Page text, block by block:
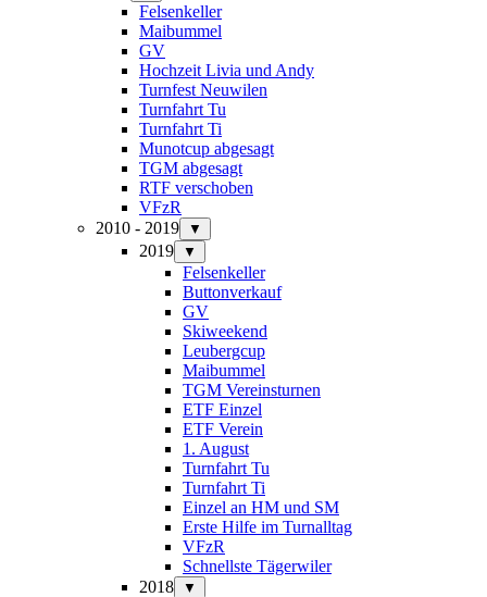
Felsenkeller
Maibummel
GV
Hochzeit Livia und Andy
Turnfest Neuwilen
Turnfahrt Tu
Turnfahrt Ti
Munotcup abgesagt
TGM abgesagt
RTF verschoben
VFzR
2010 - 2019
▼
2019 ▼
Felsenkeller
Buttonverkauf
GV
Skiweekend
Leubergcup
Maibummel
TGM Vereinsturnen
ETF Einzel
ETF Verein
1. August
Turnfahrt Tu
Turnfahrt Ti
Einzel an HM und SM
Erste Hilfe im Turnalltag
VFzR
Schnellste Tägerwiler
2018
▼